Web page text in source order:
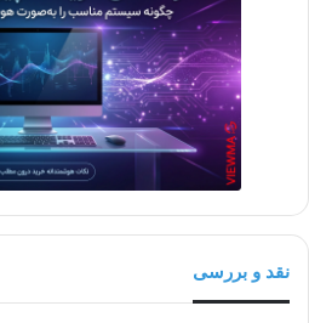
نقد و بررسی